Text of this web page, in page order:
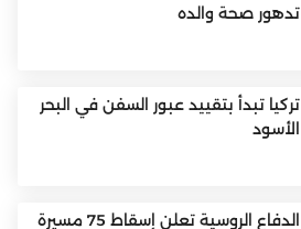
تدهور صحة والده
تركيا تبدأ بتقييد عبور السفن في البحر
الأسود
الدفاع الروسية تعلن إسقاط 75 مسيرة